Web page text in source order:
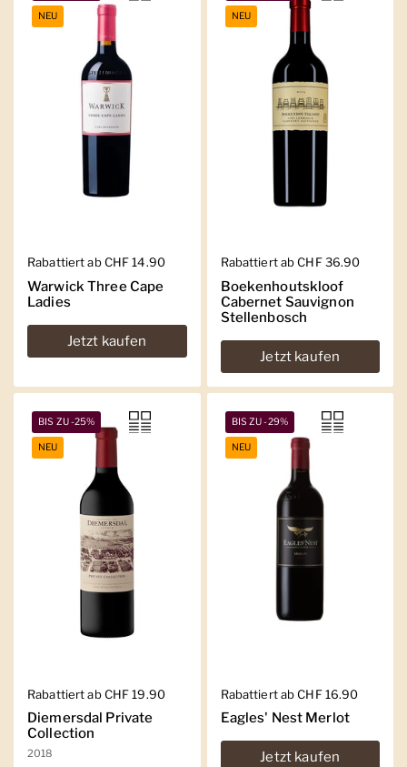
Regulärer Preis
Rabattiert ab CHF 14.90
Warwick Three Cape
Ladies
Jetzt kaufen
NEU
Regulärer Preis
Rabattiert ab CHF 36.90
Boekenhoutskloof
Cabernet Sauvignon
Stellenbosch
Jetzt kaufen
NEU
Regulärer Preis
Rabattiert ab CHF 19.90
Diemersdal Private
Collection
2018
BIS ZU -25%
NEU
Regulärer Preis
Rabattiert ab CHF 16.90
Eagles' Nest Merlot
Jetzt kaufen
BIS ZU -29%
NEU